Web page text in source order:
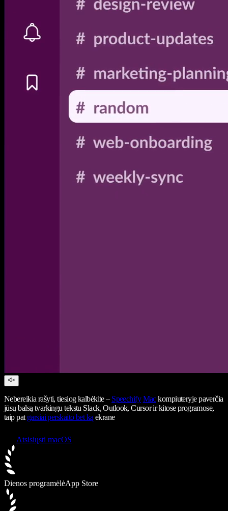
Nebereikia rašyti, tiesiog kalbėkite – Speechify Mackompiuteryje paverčia
jūsų balsą tvarkingu tekstu Slack, Outlook, Cursor ir kitose programose,
taip pat garsiai perskaito bet ką ekrane
Atsisiųsti macOS
Dienos programėlėApp Store